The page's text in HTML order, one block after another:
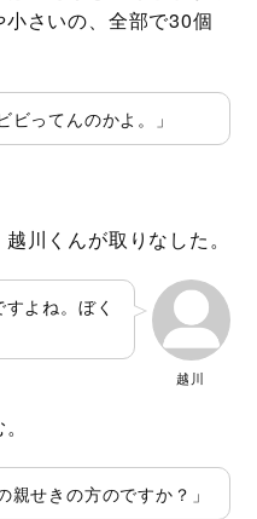
さいの、全部で30個
ビってんのかよ。」
川くんが取りなした。
越川
よね。ぼく
親せきの方のですか？」